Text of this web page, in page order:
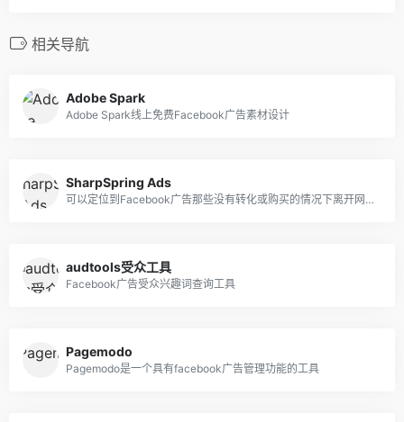
相关导航
Adobe Spark
Adobe Spark线上免费Facebook广告素材设计
SharpSpring Ads
可以定位到Facebook广告那些没有转化或购买的情况下离开网站的用户
audtools受众工具
Facebook广告受众兴趣词查询工具
Pagemodo
Pagemodo是一个具有facebook广告管理功能的工具